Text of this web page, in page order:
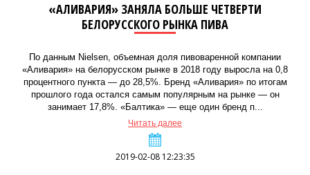
«АЛИВАРИЯ» ЗАНЯЛА БОЛЬШЕ ЧЕТВЕРТИ
БЕЛОРУССКОГО РЫНКА ПИВА
По данным Nielsen, объемная доля пивоваренной компании
«Аливария» на белорусском рынке в 2018 году выросла на 0,8
процентного пункта — до 28,5%. Бренд «Аливария» по итогам
прошлого года остался самым популярным на рынке — он
занимает 17,8%. «Балтика» — еще один бренд п...
Читать далее
2019-02-08 12:23:35